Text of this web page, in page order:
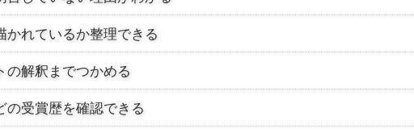
かれているか整理できる
の解釈までつかめる
の受賞歴を確認できる